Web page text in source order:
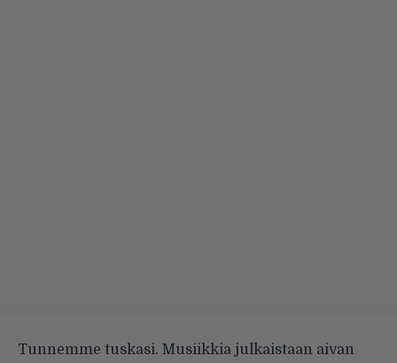
Tunnemme tuskasi. Musiikkia julkaistaan aivan